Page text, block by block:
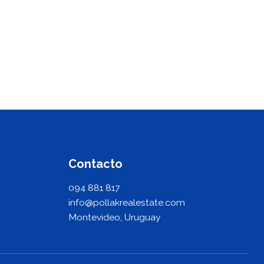
Contacto
094 881 817
info@pollakrealestate.com
Montevideo, Uruguay